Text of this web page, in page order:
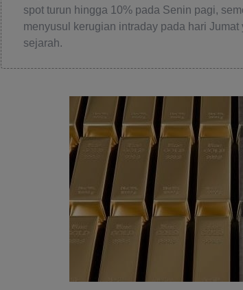
spot turun hingga 10% pada Senin pagi,
menyusul kerugian intraday pada hari
sejarah.